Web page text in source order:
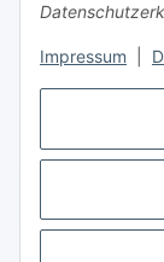
Impressum
Versand
* Alle Preise inkl.